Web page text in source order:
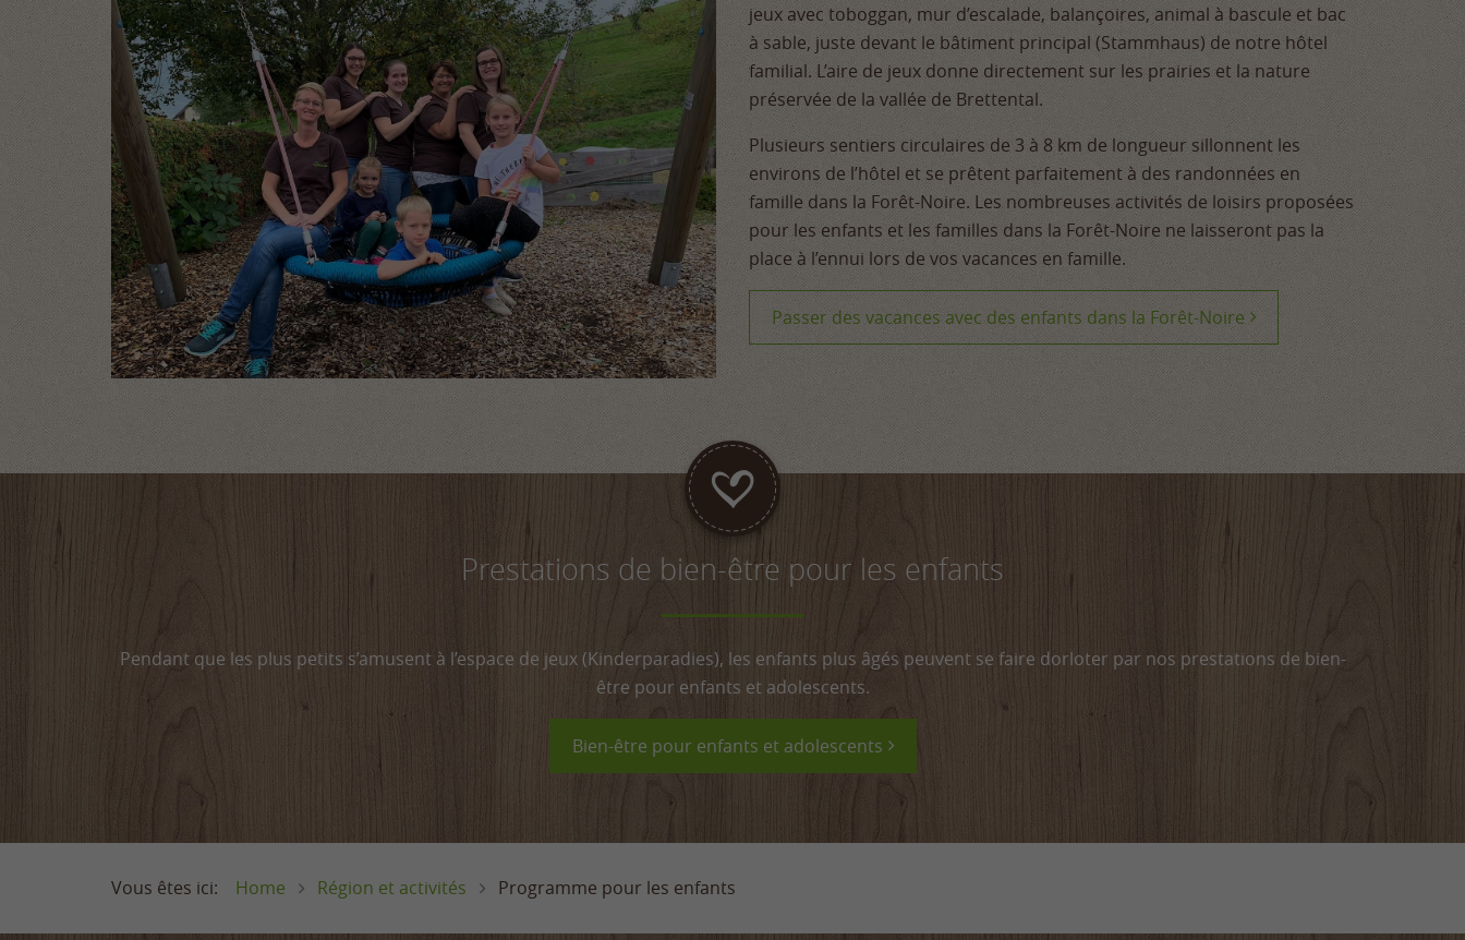
jeux avec toboggan, mur d’escalade, balançoires, animal à bascule et bac
à sable, juste devant le bâtiment principal (Stammhaus) de notre hôtel
familial. L’aire de jeux donne directement sur les prairies et la nature
préservée de la vallée de Brettental.
Plusieurs sentiers circulaires de 3 à 8 km de longueur sillonnent les
environs de l’hôtel et se prêtent parfaitement à des randonnées en
famille dans la Forêt-Noire. Les nombreuses activités de loisirs proposées
pour les enfants et les familles dans la Forêt-Noire ne laisseront pas la
place à l’ennui lors de vos vacances en famille.
Passer des vacances avec des enfants dans la Forêt-Noire
Prestations de bien-être pour les enfants
Pendant que les plus petits s’amusent à l’espace de jeux (Kinderparadies), les enfants plus âgés peuvent se faire dorloter par nos prestations de bien-
être pour enfants et adolescents.
Bien-être pour enfants et adolescents
Home Région et activités Programme pour les enfants